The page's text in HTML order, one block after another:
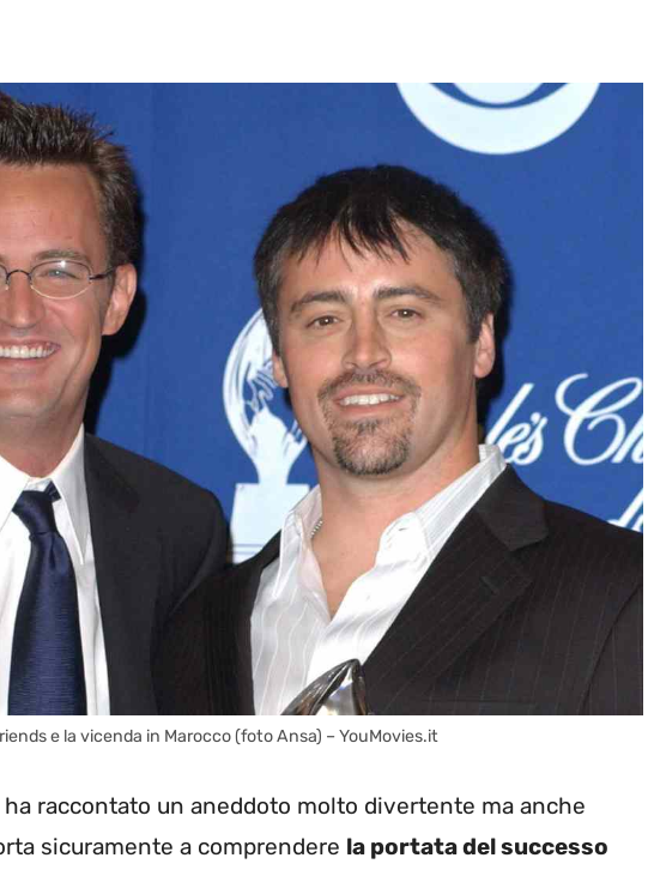
e la vicenda in Marocco (foto Ansa) – YouMovies.it
raccontato un aneddoto molto divertente ma anche
sicuramente a comprendere la portata del successo